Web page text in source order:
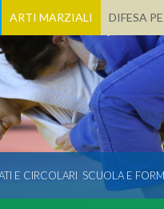
ARTI MARZIALI DIFESA
E CIRCOLARI SCUOLA E